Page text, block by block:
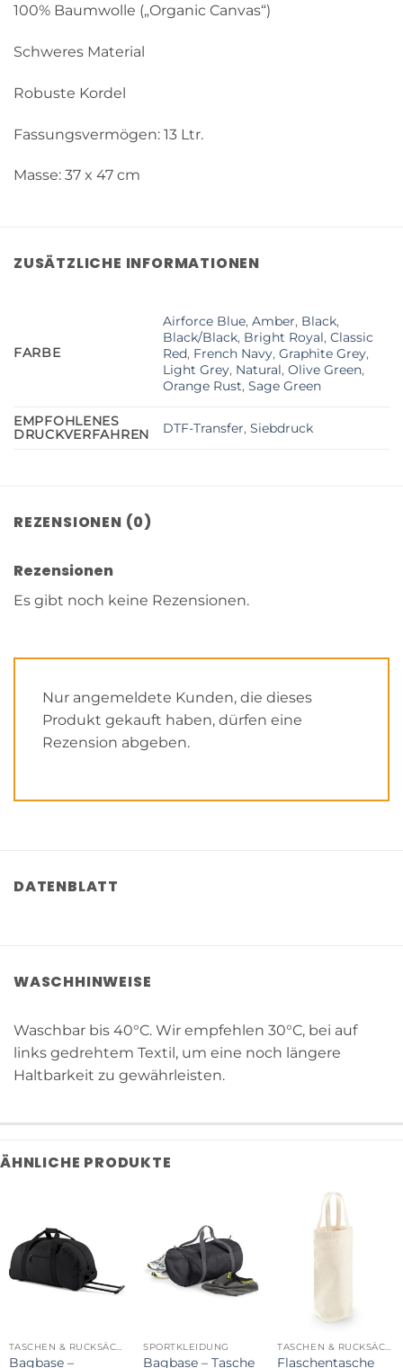
100% Baumwolle („Organic Canvas“)
Schweres Material
Robuste Kordel
Fassungsvermögen: 13 Ltr.
Masse: 37 x 47 cm
ZUSÄTZLICHE INFORMATIONEN
FARBE
Airforce Blue,Amber, Black,
Black/Black, Bright Royal,Classic
Red, French Navy,Graphite Grey,
Light Grey, Natural,Olive Green,
Orange Rust,Sage Green
EMPFOHLENES
DRUCKVERFAHREN
DTF-Transfer,Siebdruck
REZENSIONEN (0)
Rezensionen
Es gibt noch keine Rezensionen.
Nur angemeldete Kunden, die dieses
Produkt gekauft haben, dürfen eine
Rezension abgeben.
DATENBLATT
WASCHHINWEISE
Waschbar bis 40°C. Wir empfehlen 30°C, bei auf
links gedrehtem Textil, um eine noch längere
Haltbarkeit zu gewährleisten.
ÄHNLICHE PRODUKTE
TASCHEN & RUCKSÄCKE
Bagbase –
SPORTKLEIDUNG
Bagbase – Tasche
TASCHEN & RUCKSÄCKE
Flaschentasche